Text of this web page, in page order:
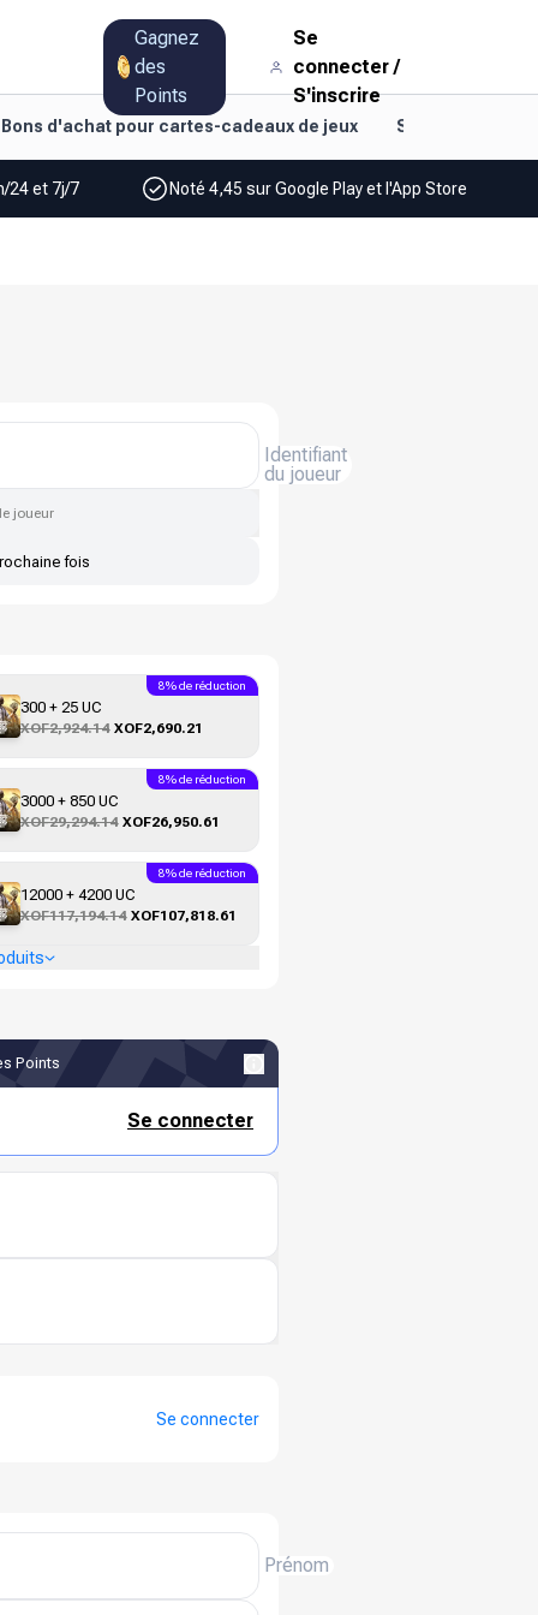
Gagnez
des
Points
Se
connecter/
S'inscrire
Bons d'achat pour cartes-cadeaux de jeux Style de vie et
24 et 7j/7 Noté 4,45 sur Google Play et l'App Store
Identifiant
du joueur
joueur
fois
300 + 25 UC
XOF2,924.14 XOF2,690.21
8% de réduction
3000 + 850 UC
XOF29,294.14 XOF26,950.61
8% de réduction
12000 + 4200 UC
XOF117,194.14 XOF107,818.61
8% de réduction
Points
Se connecter
Se connecter
Prénom